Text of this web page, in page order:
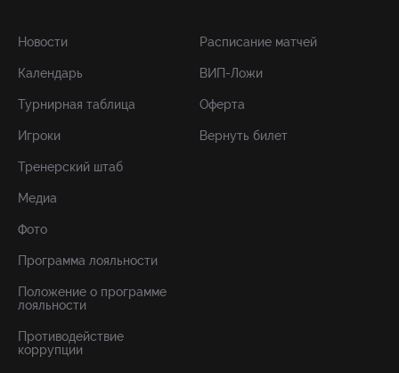
Новости
Календарь
Турнирная таблица
Игроки
Тренерский штаб
Медиа
Фото
Программа лояльности
Положение о программе
лояльности
Противодействие
коррупции
Расписание матчей
ВИП-Ложи
Оферта
Вернуть билет